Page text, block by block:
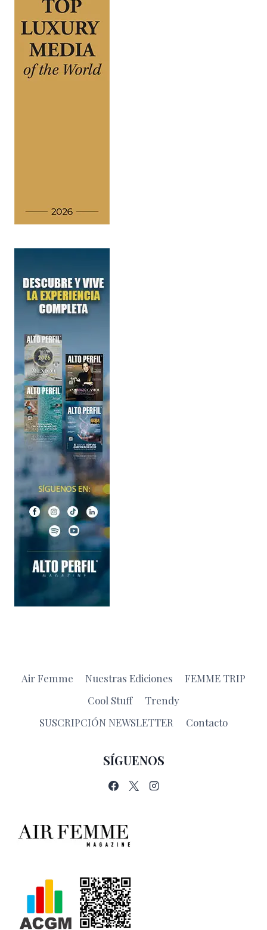
Air Femme Nuestras Ediciones
FEMME TRIP
Cool Stuff
Trendy
SUSCRIPCIÓN NEWSLETTER
Contacto
SÍGUENOS